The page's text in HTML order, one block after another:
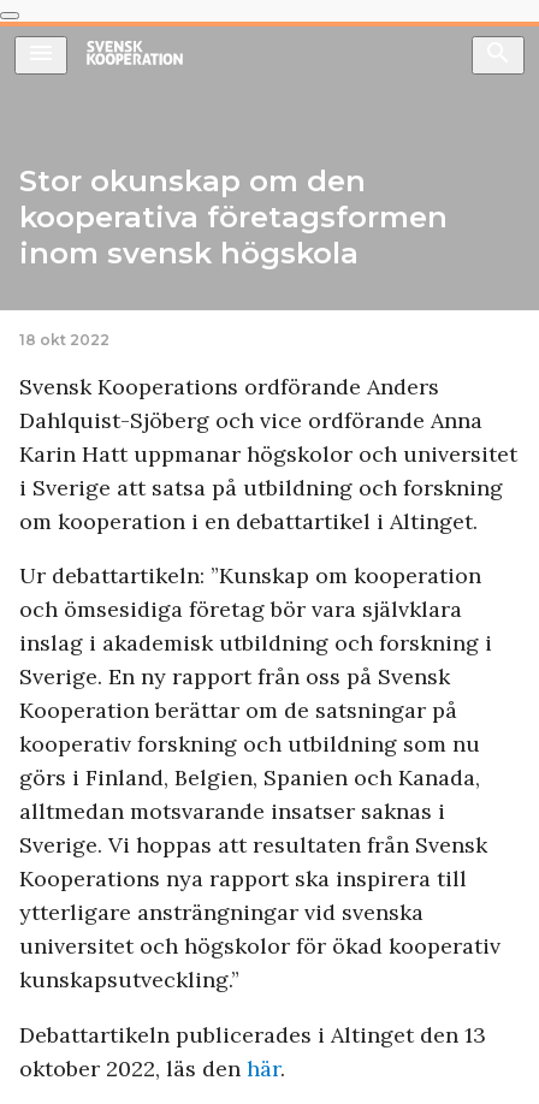
Stor okunskap om den
kooperativa företagsformen
inom svensk högskola
18 okt 2022
Svensk Kooperations ordförande Anders
Dahlquist-Sjöberg och vice ordförande Anna
Karin Hatt uppmanar högskolor och universitet
i Sverige att satsa på utbildning och forskning
om kooperation i en debattartikel i Altinget.
Ur debattartikeln: ”Kunskap om kooperation
och ömsesidiga företag bör vara självklara
inslag i akademisk utbildning och forskning i
Sverige. En ny rapport från oss på Svensk
Kooperation berättar om de satsningar på
kooperativ forskning och utbildning som nu
görs i Finland, Belgien, Spanien och Kanada,
alltmedan motsvarande insatser saknas i
Sverige. Vi hoppas att resultaten från Svensk
Kooperations nya rapport ska inspirera till
ytterligare ansträngningar vid svenska
universitet och högskolor för ökad kooperativ
kunskapsutveckling.”
Debattartikeln publicerades i Altinget den 13
oktober 2022, läs den här.